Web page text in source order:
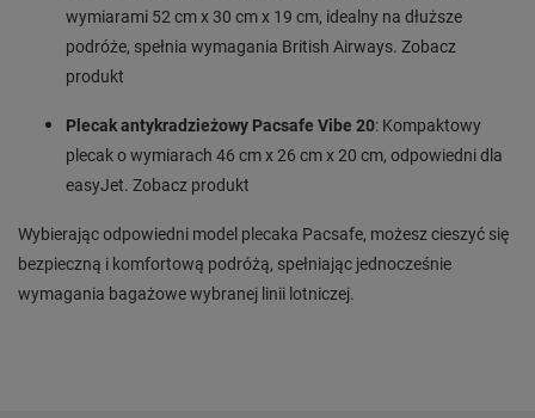
wymiarami 52 cm x 30 cm x 19 cm, idealny na dłuższe
podróże, spełnia wymagania British Airways. Zobacz
produkt
Plecak antykradzieżowy Pacsafe Vibe 20: Kompaktowy
plecak o wymiarach 46 cm x 26 cm x 20 cm, odpowiedni dla
easyJet. Zobacz produkt
Wybierając odpowiedni model plecaka Pacsafe, możesz cieszyć się
bezpieczną i komfortową podróżą, spełniając jednocześnie
wymagania bagażowe wybranej linii lotniczej.